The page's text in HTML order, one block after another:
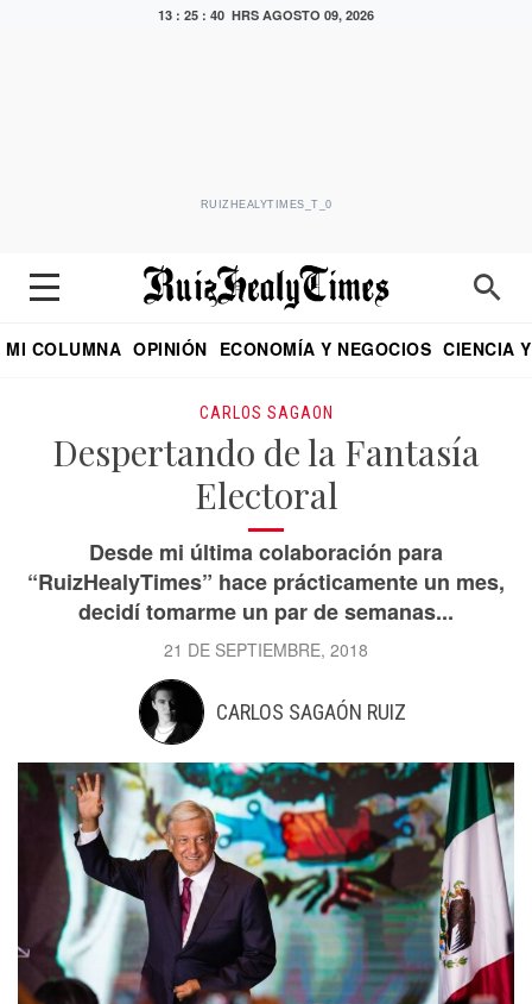
13 : 25 : 41 HRS AGOSTO 09, 2026
RUIZHEALYTIMES_T_0
MI COLUMNA OPINIÓN ECONOMÍA Y NEGOCIOS CIENCIA
CARLOS SAGAON
Despertando de la Fantasía
Electoral
Desde mi última colaboración para
“RuizHealyTimes” hace prácticamente un mes,
decidí tomarme un par de semanas...
21 DE SEPTIEMBRE, 2018
CARLOS SAGAÓN RUIZ